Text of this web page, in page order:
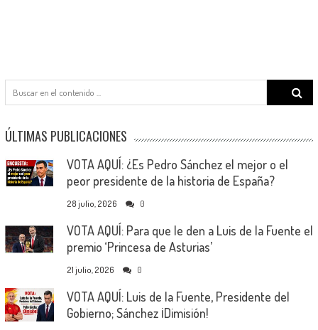
Search
for:
ÚLTIMAS PUBLICACIONES
VOTA AQUÍ: ¿Es Pedro Sánchez el mejor o el
peor presidente de la historia de España?
28 julio, 2026 0
VOTA AQUÍ: Para que le den a Luis de la Fuente el
premio ‘Princesa de Asturias’
21 julio, 2026 0
VOTA AQUÍ: Luis de la Fuente, Presidente del
Gobierno; Sánchez ¡Dimisión!